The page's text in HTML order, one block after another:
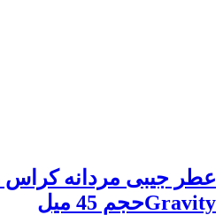
Gravityحجم 45 میل